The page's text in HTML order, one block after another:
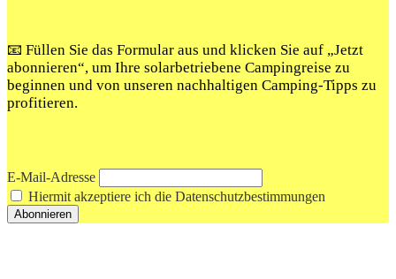
📧 Füllen Sie das Formular aus und klicken Sie auf „Jetzt
abonnieren“, um Ihre solarbetriebene Campingreise zu
beginnen und von unseren nachhaltigen Camping-Tipps zu
profitieren.
E-Mail-Adresse
Hiermit akzeptiere ich die Datenschutzbestimmungen